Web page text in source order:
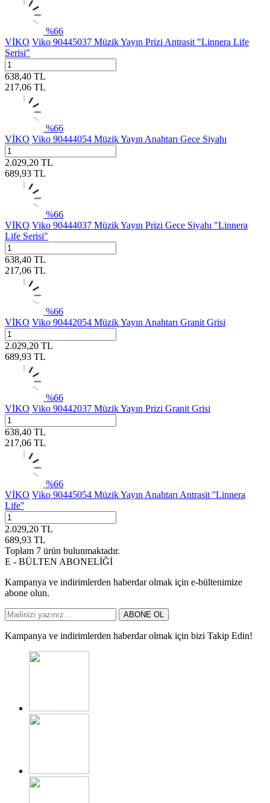
%66
VİKO Viko 90445037 Müzik Yayın Prizi Antrasit "Linnera Life
Serisi"
638,40 TL
217,06 TL
%66
VİKO Viko 90444054 Müzik Yayın Anahtarı Gece Siyahı
2.029,20 TL
689,93 TL
%66
VİKO Viko 90444037 Müzik Yayın Prizi Gece Siyahı "Linnera
Life Serisi"
638,40 TL
217,06 TL
%66
VİKO Viko 90442054 Müzik Yayın Anahtarı Granit Grisi
2.029,20 TL
689,93 TL
%66
VİKO Viko 90442037 Müzik Yayın Prizi Granit Grisi
638,40 TL
217,06 TL
%66
VİKO Viko 90445054 Müzik Yayın Anahtarı Antrasit ''Linnera
Life''
2.029,20 TL
689,93 TL
Toplam 7 ürün bulunmaktadır.
E - BÜLTEN ABONELİĞİ
Kampanya ve indirimlerden haberdar olmak için e-bültenimize
abone olun.
ABONE OL
Kampanya ve indirimlerden haberdar olmak için bizi Takip Edin!